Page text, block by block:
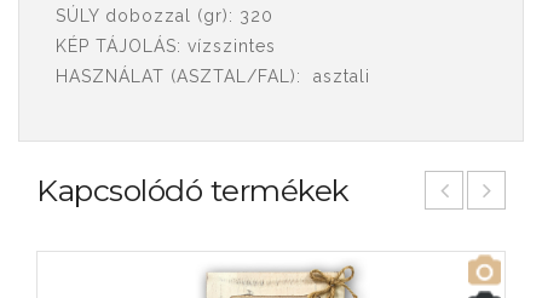
SÚLY dobozzal (gr): 320
KÉP TÁJOLÁS: vízszintes
HASZNÁLAT (ASZTAL/FAL): asztali
Kapcsolódó termékek